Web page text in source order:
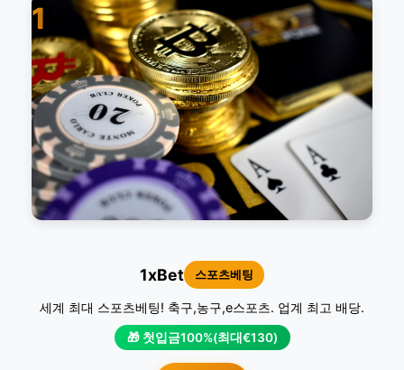
1
1xBet 스포츠베팅
세계 최대 스포츠베팅! 축구,농구,e스포츠. 업계 최고 배당.
🎁 첫입금100%(최대€130)